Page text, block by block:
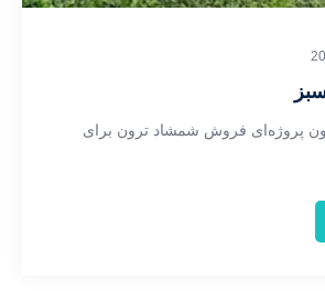
پروژه‌ای فروش شمشاد ترون برای